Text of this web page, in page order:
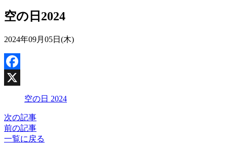
空の日2024
2024年09月05日(木)
Facebook
空の日 2024
次の記事
前の記事
一覧に戻る